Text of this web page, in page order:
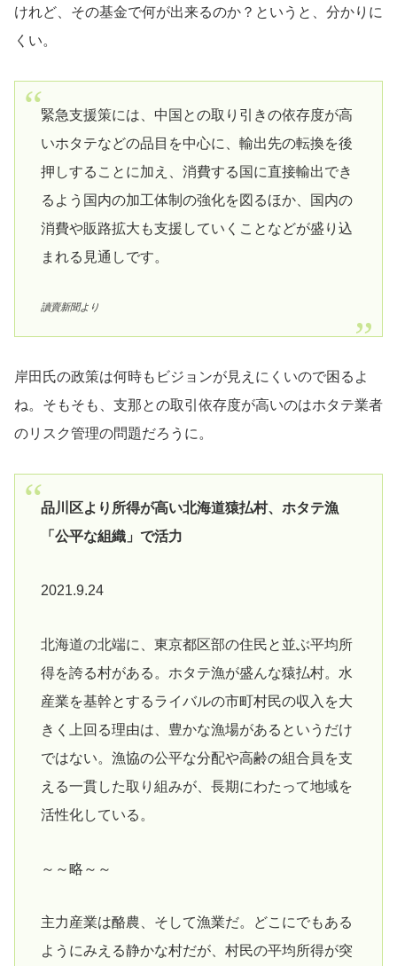
けれど、その基金で何が出来るのか？というと、分かりに
くい。
緊急支援策には、中国との取り引きの依存度が高
いホタテなどの品目を中心に、輸出先の転換を後
押しすることに加え、消費する国に直接輸出でき
るよう国内の加工体制の強化を図るほか、国内の
消費や販路拡大も支援していくことなどが盛り込
まれる見通しです。
讀賣新聞より
岸田氏の政策は何時もビジョンが見えにくいので困るよ
ね。そもそも、支那との取引依存度が高いのはホタテ業者
のリスク管理の問題だろうに。
品川区より所得が高い北海道猿払村、ホタテ漁
「公平な組織」で活力
2021.9.24
北海道の北端に、東京都区部の住民と並ぶ平均所
得を誇る村がある。ホタテ漁が盛んな猿払村。水
産業を基幹とするライバルの市町村民の収入を大
きく上回る理由は、豊かな漁場があるというだけ
ではない。漁協の公平な分配や高齢の組合員を支
える一貫した取り組みが、長期にわたって地域を
活性化している。
～～略～～
主力産業は酪農、そして漁業だ。どこにでもある
ようにみえる静かな村だが、村民の平均所得が突